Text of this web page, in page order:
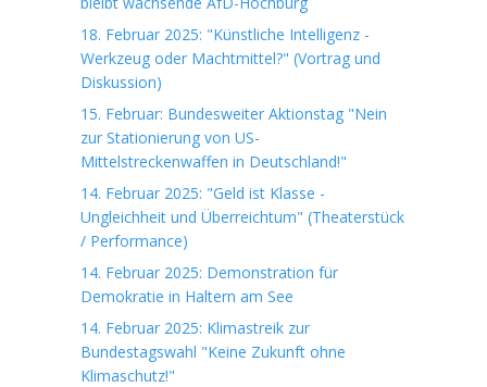
18. Februar 2025: "Künstliche Intelligenz -
Werkzeug oder Machtmittel?" (Vortrag und
Diskussion)
15. Februar: Bundesweiter Aktionstag "Nein
zur Stationierung von US-
Mittelstreckenwaffen in Deutschland!"
14. Februar 2025: "Geld ist Klasse -
Ungleichheit und Überreichtum" (Theaterstück
/ Performance)
14. Februar 2025: Demonstration für
Demokratie in Haltern am See
14. Februar 2025: Klimastreik zur
Bundestagswahl "Keine Zukunft ohne
Klimaschutz!"